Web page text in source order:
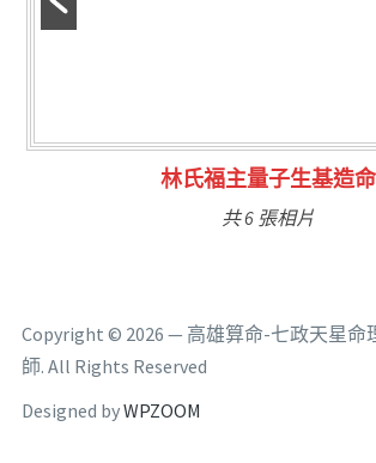
林氏福主量子生基造命
共 6 張相片
Copyright © 2026 — 高雄算命-七政天星命
師. All Rights Reserved
Designed byWPZOOM